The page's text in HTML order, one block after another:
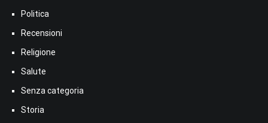
Politica
Recensioni
Religione
Salute
Senza categoria
Storia